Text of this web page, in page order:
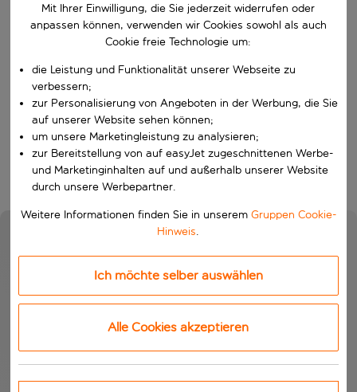
Beginne mit der Eingabe für die automatische
W&auml;hle ein Ab- und R&uuml;ckflugdatum aus.
Wähle deine Reisedaten
Wann
Wer
Suchen
Mit Ihrer Einwilligung, die Sie jederzeit widerrufen oder
anpassen können, verwenden wir Cookies sowohl als auch
Cookie freie Technologie um:
die Leistung und Funktionalität unserer Webseite zu
verbessern;
zur Personalisierung von Angeboten in der Werbung, die Sie
auf unserer Website sehen können;
um unsere Marketingleistung zu analysieren;
zur Bereitstellung von auf easyJet zugeschnittenen Werbe-
und Marketinginhalten auf und außerhalb unserer Website
durch unsere Werbepartner.
Weitere Informationen finden Sie in unserem Gruppen Cookie-
Hinweis.
Ich möchte selber auswählen
Alle Cookies akzeptieren